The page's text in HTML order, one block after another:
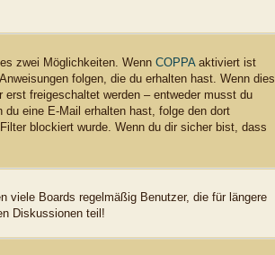
zwei Möglichkeiten. WennCOPPAaktiviert ist
folgen, die du erhalten hast. Wenn dies
freigeschaltet werden – entweder musst du
eine E-Mail erhalten hast, folge den dort
blockiert wurde. Wenn du dir sicher bist, dass
viele Boards regelmäßig Benutzer, die für längere
Diskussionen teil!